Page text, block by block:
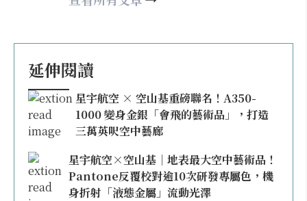
延伸閱讀
星宇航空 × 空山基重磅聯名！A350-
1000 變身金銀「會飛的藝術品」，打造
三萬英呎空中藝廊
星宇航空×空山基｜地表最大空中藝術品！
Pantone反覆校對逾10次研發專屬色，機
身折射「液態金屬」流動光澤